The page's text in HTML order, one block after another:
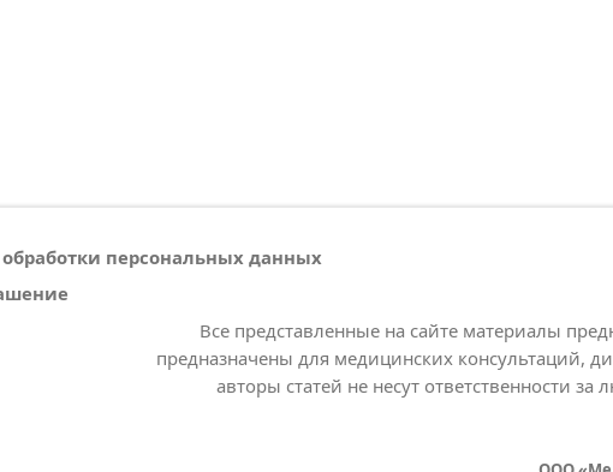
персональных данных
Все представленные на сайте материалы
предназначены для медицинских консультаций,
авторы статей не несут ответственности